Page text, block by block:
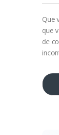
Que
que
de